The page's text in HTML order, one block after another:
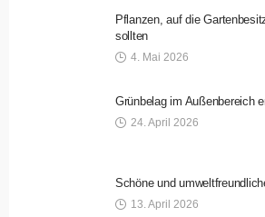
Pflanzen, auf die
sollten
4. Mai 2026
Grünbelag im Außenbereich
24. April 2026
Schöne und
13. April 2026